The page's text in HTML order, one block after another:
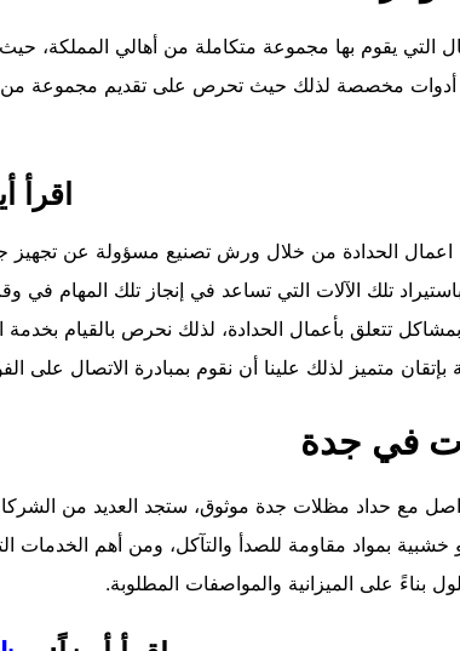
التي يقوم بها مجموعة متكاملة من أهالي
مخصصة لذلك حيث تحرص على تقديم مجموعة من
اقرأ
الحدادة من خلال ورش تصنيع مسؤولة عن تجهيز
تلك الآلات التي تساعد في إنجاز تلك المهام في
تتعلق بأعمال الحدادة، لذلك نحرص بالقيام
بإتقان متميز لذلك علينا أن نقوم بمبادرة الاتصال
في جدة
مع حداد مظلات جدة موثوق، ستجد العديد من الشركات
بمواد مقاومة للصدأ والتآكل، ومن أهم الخدمات
بناءً على الميزانية والمواصفات المطلوبة.